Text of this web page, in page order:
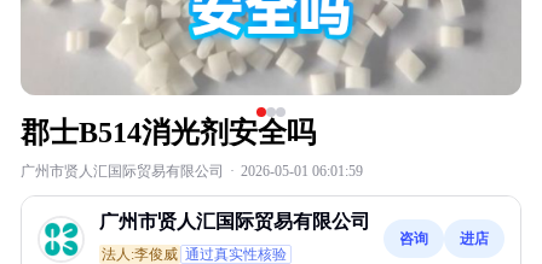
郡士B514消光剂安全吗
广州市贤人汇国际贸易有限公司 · 2026-05-01 06:01:59
广州市贤人汇国际贸易有限公司
法人:李俊威 通过真实性核验
咨询 进店